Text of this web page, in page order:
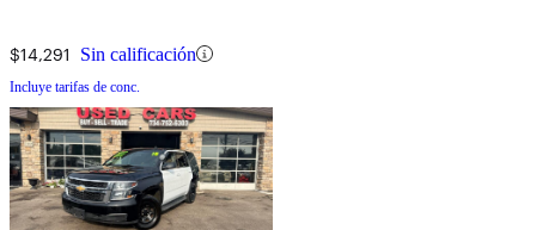
$14,291 Sin calificación
Incluye tarifas de conc.